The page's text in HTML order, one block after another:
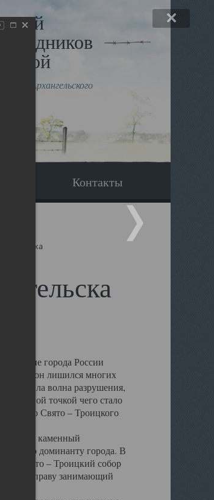
Архангельского
Контакты
города России
он лишился многих
ударила волна разрушения,
точкой чего стало
Свято – Троицкого
каменный
доминанту города. В
Свято – Троицкий собор
по праву занимающий